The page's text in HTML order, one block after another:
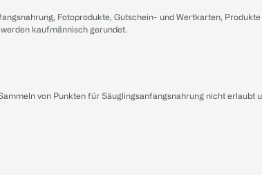
Fotoprodukte, Gutschein- und Wertkarten,
kaufmännisch gerundet.
von Punkten für Säuglingsanfangsnahrung nicht erlaubt